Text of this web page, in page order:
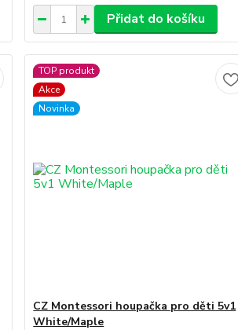
Přidat do košíku
TOP produkt
Akce
Novinka
CZ Montessori houpačka pro děti 5v1
White/Maple